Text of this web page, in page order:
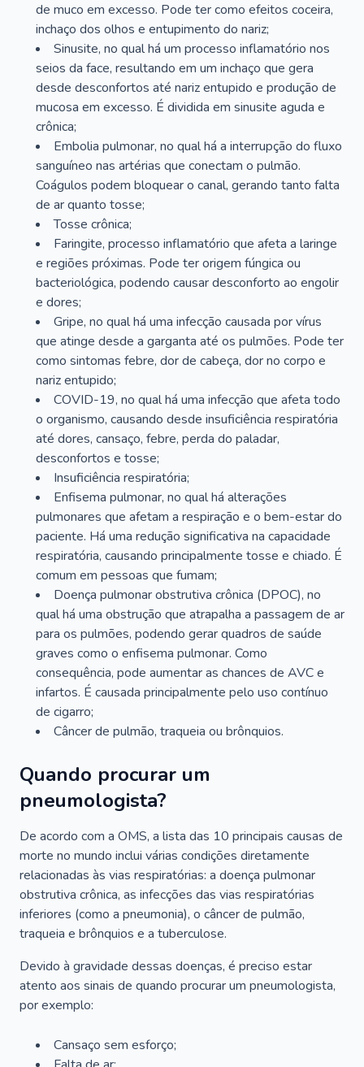
de muco em excesso. Pode ter como efeitos coceira,
inchaço dos olhos e entupimento do nariz;
Sinusite, no qual há um processo inflamatório nos
seios da face, resultando em um inchaço que gera
desde desconfortos até nariz entupido e produção de
mucosa em excesso. É dividida em sinusite aguda e
crônica;
Embolia pulmonar, no qual há a interrupção do fluxo
sanguíneo nas artérias que conectam o pulmão.
Coágulos podem bloquear o canal, gerando tanto falta
de ar quanto tosse;
Tosse crônica;
Faringite, processo inflamatório que afeta a laringe
e regiões próximas. Pode ter origem fúngica ou
bacteriológica, podendo causar desconforto ao engolir
e dores;
Gripe, no qual há uma infecção causada por vírus
que atinge desde a garganta até os pulmões. Pode ter
como sintomas febre, dor de cabeça, dor no corpo e
nariz entupido;
COVID-19, no qual há uma infecção que afeta todo
o organismo, causando desde insuficiência respiratória
até dores, cansaço, febre, perda do paladar,
desconfortos e tosse;
Insuficiência respiratória;
Enfisema pulmonar, no qual há alterações
pulmonares que afetam a respiração e o bem-estar do
paciente. Há uma redução significativa na capacidade
respiratória, causando principalmente tosse e chiado. É
comum em pessoas que fumam;
Doença pulmonar obstrutiva crônica (DPOC), no
qual há uma obstrução que atrapalha a passagem de ar
para os pulmões, podendo gerar quadros de saúde
graves como o enfisema pulmonar. Como
consequência, pode aumentar as chances de AVC e
infartos. É causada principalmente pelo uso contínuo
de cigarro;
Câncer de pulmão, traqueia ou brônquios.
Quando procurar um
pneumologista?
De acordo com a OMS, a lista das 10 principais causas de
morte no mundo inclui várias condições diretamente
relacionadas às vias respiratórias: a doença pulmonar
obstrutiva crônica, as infecções das vias respiratórias
inferiores (como a pneumonia), o câncer de pulmão,
traqueia e brônquios e a tuberculose.
Devido à gravidade dessas doenças, é preciso estar
atento aos sinais de quando procurar um pneumologista,
por exemplo:
Cansaço sem esforço;